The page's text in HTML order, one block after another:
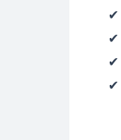
✔
✔
✔
✔